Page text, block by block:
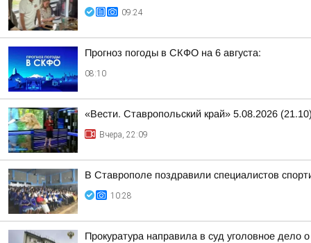
09:24
Прогноз погоды в СКФО на 6 августа:
08:10
«Вести. Ставропольский край» 5.08.2026 (21.10)
Вчера, 22:09
В Ставрополе поздравили специалистов
10:28
Прокуратура направила в суд уголовное дело